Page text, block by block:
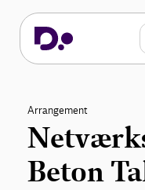
Arrangement
Beton